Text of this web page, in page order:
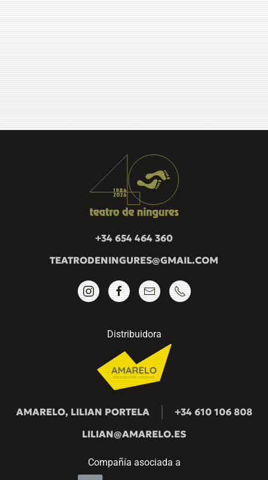
+34 654 464 360
TEATRODENINGURES@GMAIL.COM
Distribuidora
AMARELO, LILIAN PORTELA
+34 610 106 808
LILIAN@AMARELO.ES
Compañía asociada a